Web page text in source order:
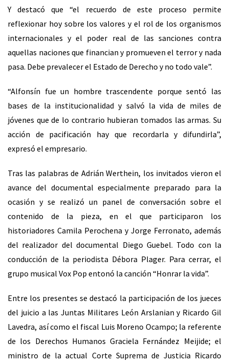
Y destacó que “el recuerdo de este proceso permite
reflexionar hoy sobre los valores y el rol de los organismos
internacionales y el poder real de las sanciones contra
aquellas naciones que financian y promueven el terror y nada
pasa. Debe prevalecer el Estado de Derecho y no todo vale”.
“Alfonsín fue un hombre trascendente porque sentó las
bases de la institucionalidad y salvó la vida de miles de
jóvenes que de lo contrario hubieran tomados las armas. Su
acción de pacificación hay que recordarla y difundirla”,
expresó el empresario.
Tras las palabras de Adrián Werthein, los invitados vieron el
avance del documental especialmente preparado para la
ocasión y se realizó un panel de conversación sobre el
contenido de la pieza, en el que participaron los
historiadores Camila Perochena y Jorge Ferronato, además
del realizador del documental Diego Guebel. Todo con la
conducción de la periodista Débora Plager. Para cerrar, el
grupo musical Vox Pop entonó la canción “Honrar la vida”.
Entre los presentes se destacó la participación de los jueces
del juicio a las Juntas Militares León Arslanian y Ricardo Gil
Lavedra, así como el fiscal Luis Moreno Ocampo; la referente
de los Derechos Humanos Graciela Fernández Meijide; el
ministro de la actual Corte Suprema de Justicia Ricardo